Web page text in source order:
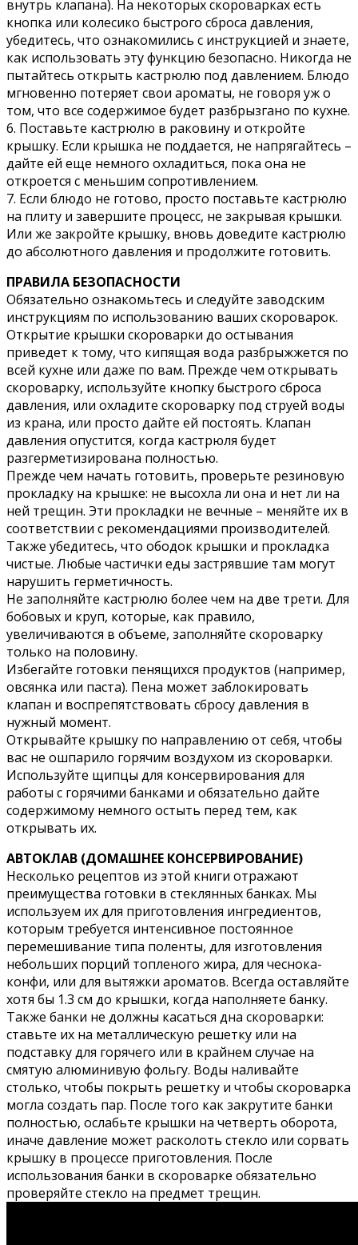
внутрь клапана). На некоторых скороварках есть
кнопка или колесико быстрого сброса давления,
убедитесь, что ознакомились с инструкцией и знаете,
как использовать эту функцию безопасно. Никогда не
пытайтесь открыть кастрюлю под давлением. Блюдо
мгновенно потеряет свои ароматы, не говоря уж о
том, что все содержимое будет разбрызгано по кухне.
6. Поставьте кастрюлю в раковину и откройте
крышку. Если крышка не поддается, не напрягайтесь –
дайте ей еще немного охладиться, пока она не
откроется с меньшим сопротивлением.
7. Если блюдо не готово, просто поставьте кастрюлю
на плиту и завершите процесс, не закрывая крышки.
Или же закройте крышку, вновь доведите кастрюлю
до абсолютного давления и продолжите готовить.
ПРАВИЛА БЕЗОПАСНОСТИ
Обязательно ознакомьтесь и следуйте заводским
инструкциям по использованию ваших скороварок.
Открытие крышки скороварки до остывания
приведет к тому, что кипящая вода разбрыжжется по
всей кухне или даже по вам. Прежде чем открывать
скороварку, используйте кнопку быстрого сброса
давления, или охладите скороварку под струей воды
из крана, или просто дайте ей постоять. Клапан
давления опустится, когда кастрюля будет
разгерметизирована полностью.
Прежде чем начать готовить, проверьте резиновую
прокладку на крышке: не высохла ли она и нет ли на
ней трещин. Эти прокладки не вечные – меняйте их в
соответствии с рекомендациями производителей.
Также убедитесь, что ободок крышки и прокладка
чистые. Любые частички еды застрявшие там могут
нарушить герметичность.
Не заполняйте кастрюлю более чем на две трети. Для
бобовых и круп, которые, как правило,
увеличиваются в объеме, заполняйте скороварку
только на половину.
Избегайте готовки пенящихся продуктов (например,
овсянка или паста). Пена может заблокировать
клапан и воспрепятствовать сбросу давления в
нужный момент.
Открывайте крышку по направлению от себя, чтобы
вас не ошпарило горячим воздухом из скороварки.
Используйте щипцы для консервирования для
работы с горячими банками и обязательно дайте
содержимому немного остыть перед тем, как
открывать их.
АВТОКЛАВ (ДОМАШНЕЕ КОНСЕРВИРОВАНИЕ)
Несколько рецептов из этой книги отражают
преимущества готовки в стеклянных банках. Мы
используем их для приготовления ингредиентов,
которым требуется интенсивное постоянное
перемешивание типа поленты, для изготовления
небольших порций топленого жира, для чеснока-
конфи, или для вытяжки ароматов. Всегда оставляйте
хотя бы 1.3 см до крышки, когда наполняете банку.
Также банки не должны касаться дна скороварки:
ставьте их на металлическую решетку или на
подставку для горячего или в крайнем случае на
смятую алюминивую фольгу. Воды наливайте
столько, чтобы покрыть решетку и чтобы скороварка
могла создать пар. После того как закрутите банки
полностью, ослабьте крышки на четверть оборота,
иначе давление может расколоть стекло или сорвать
крышку в процессе приготовления. После
использования банки в скороварке обязательно
проверяйте стекло на предмет трещин.